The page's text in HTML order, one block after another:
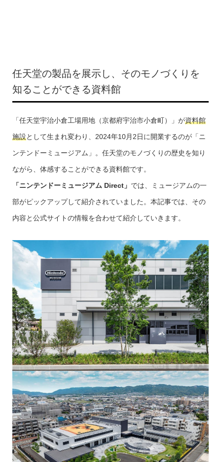
任天堂の製品を展示し、そのモノづくりを
知ることができる資料館
「任天堂宇治小倉工場用地（京都府宇治市小倉町）」が資料館
施設として生まれ変わり、2024年10月2日に開業するのが「ニ
ンテンドーミュージアム」。任天堂のモノづくりの歴史を知り
ながら、体感することができる資料館です。
「ニンテンドーミュージアム Direct」 では、ミュージアムの一
部がピックアップして紹介されていました。本記事では、その
内容と公式サイトの情報を合わせて紹介していきます。